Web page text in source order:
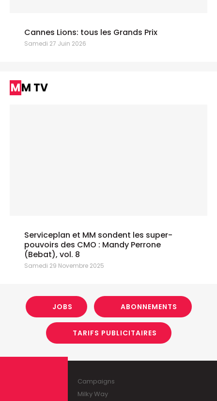
Cannes Lions: tous les Grands Prix
Samedi 27 Juin 2026
MM TV
Serviceplan et MM sondent les super-
pouvoirs des CMO : Mandy Perrone
(Bebat), vol. 8
Samedi 29 Novembre 2025
JOBS ABONNEMENTS
TARIFS PUBLICITAIRES
Campaigns
Milky Way